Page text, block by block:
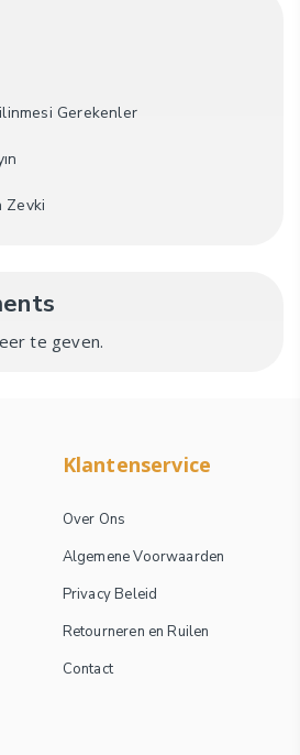
Gerekenler
Zevki
te geven.
Klantenservice
Over Ons
Algemene Voorwaarden
Privacy Beleid
Retourneren en Ruilen
Contact